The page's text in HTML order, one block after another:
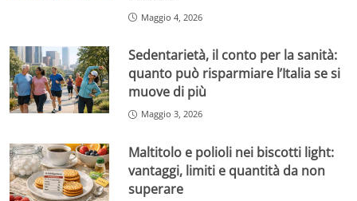
Maggio 4, 2026
Sedentarietà, il conto per la sanità:
quanto può risparmiare l’Italia se si
muove di più
Maggio 3, 2026
Maltitolo e polioli nei biscotti light:
vantaggi, limiti e quantità da non
superare